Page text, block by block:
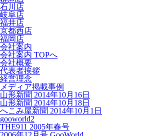
石川店
岐阜店
福井店
京都西店
福岡店
会社案内
会社案内 TOPへ
会社概要
代表者挨拶
経営理念
メディア掲載事例
山形新聞 2014年10月16日
山形新聞 2014年10月18日
へこみ屋新聞 2014年10月1日
gooworld2
THE911 2005年春号